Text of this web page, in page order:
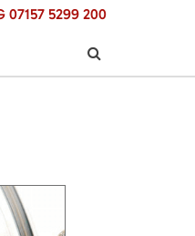
07157 5299 200